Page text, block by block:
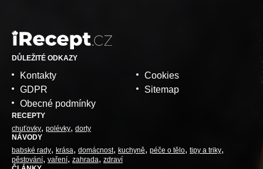
DŮLEŽITÉ ODKAZY
Kontakty
GDPR
Obecné podmínky
Cookies
Sitemap
RECEPTY
chuťovky polévky dorty
NÁVODY
babské rady
krása domácnost kuchyně péče o tělo tipy a triky
pěstování vaření zahrada zdraví